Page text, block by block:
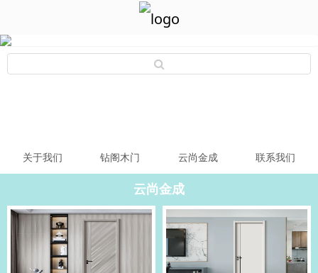
关于我们 钻阁木门 云尚金成 联系我们
云尚金成